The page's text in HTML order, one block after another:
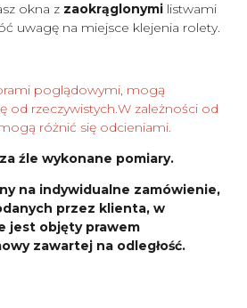
okna z zaokrąglonymi listwami
uwagę na miejsce klejenia rolety.
poglądowymi, mogą
od rzeczywistych.W zależności od
różnić się odcieniami.
źle wykonane pomiary.
na indywidualne zamówienie,
przez klienta, w
jest objęty prawem
zawartej na odległość.